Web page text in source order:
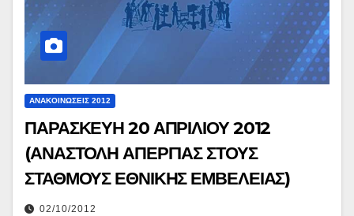
ΑΝΑΚΟΙΝΏΣΕΙΣ 2012
ΠΑΡΑΣΚΕΥΗ 20 ΑΠΡΙΛΙΟΥ 2012
(ΑΝΑΣΤΟΛΗ ΑΠΕΡΓΙΑΣ ΣΤΟΥΣ
ΣΤΑΘΜΟΥΣ ΕΘΝΙΚΗΣ ΕΜΒΕΛΕΙΑΣ)
02/10/2012